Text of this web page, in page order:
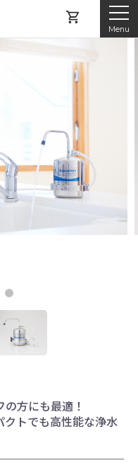
ログイン
Menu
方にも最適！
クトでも高性能な浄水